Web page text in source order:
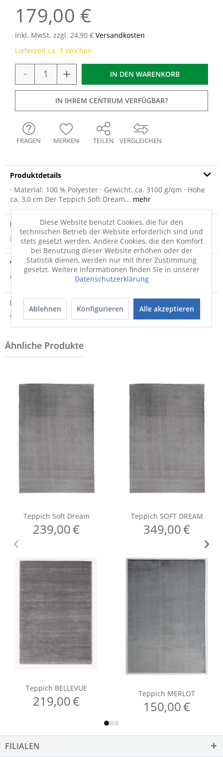
179,00 €
Inkl. MwSt. zzgl. 24,90 € Versandkosten
Lieferzeit ca. 3 Wochen
- + IN DEN WARENKORB
IN IHREM CENTRUM VERFÜGBAR?
VERGLEICHEN
FRAGEN MERKEN TEILEN
Produktdetails
· Material: 100 % Polyester · Gewicht. ca. 3100 g/qm · Höhe
ca. 3,0 cm Der Teppich Soft Dream... mehr
Produktsicherheit
Produktsicherheit
Versandinfo
Weitere Informationen zum Versand...
Hersteller
Weitere Informationen zum Hersteller...
FILIALEN
Diese Website benutzt Cookies, die für den
technischen Betrieb der Website erforderlich sind und
stets gesetzt werden. Andere Cookies, die den Komfort
bei Benutzung dieser Website erhöhen oder der
Statistik dienen, werden nur mit Ihrer Zustimmung
gesetzt. Weitere Informationen finden Sie in unserer
Datenschutzerklärung
Ablehnen Konfigurieren Alle akzeptieren